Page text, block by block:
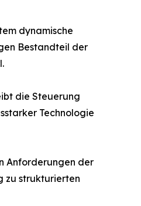
dynamische
Bestandteil der
die Steuerung
Technologie
Anforderungen der
zu strukturierten